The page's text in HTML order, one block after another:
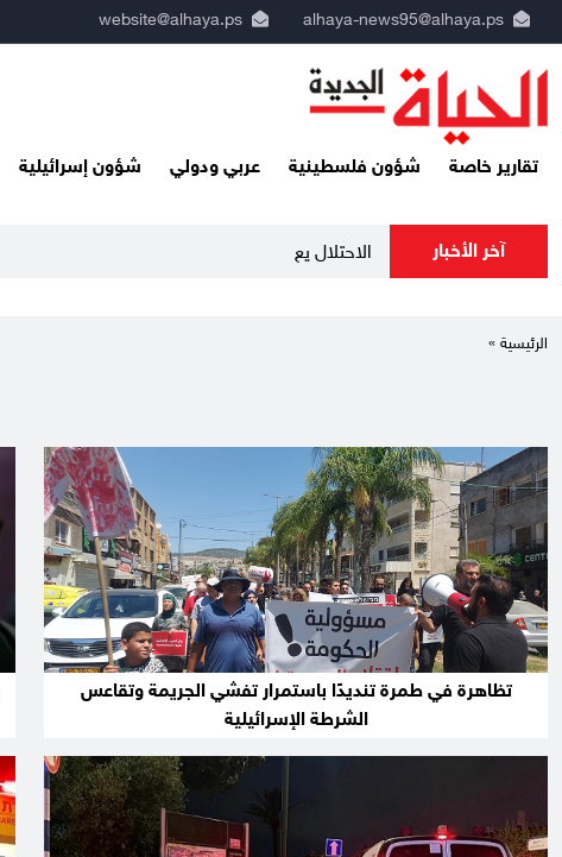
alhaya-news95@alhaya.ps
website@alhaya.ps
تقارير خاصة شؤون فلسطينية عربي ودولي شؤون إسرائيلية
آخر الأخبار الاحتلال يعيق تنقل المواطني
الرئيسية »
تظاهرة في طمرة تنديدًا باستمرار تفشي الجريمة وتقاعس
الشرطة الإسرائيلية